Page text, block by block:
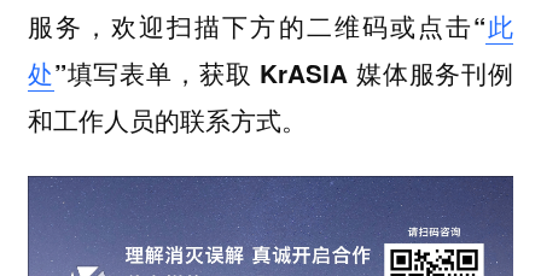
服务，欢迎扫描下方的二维码或点击“此
处”填写表单，获取 KrASIA 媒体服务刊例
和工作人员的联系方式。